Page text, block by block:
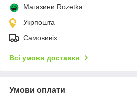
Магазини Rozetka
Укрпошта
Самовивіз
Всі умови доставки
Умови оплати